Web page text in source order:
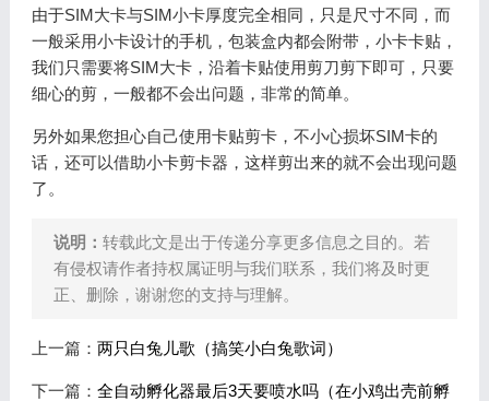
由于SIM大卡与SIM小卡厚度完全相同，只是尺寸不同，而
一般采用小卡设计的手机，包装盒内都会附带，小卡卡贴，
我们只需要将SIM大卡，沿着卡贴使用剪刀剪下即可，只要
细心的剪，一般都不会出问题，非常的简单。
另外如果您担心自己使用卡贴剪卡，不小心损坏SIM卡的
话，还可以借助小卡剪卡器，这样剪出来的就不会出现问题
了。
说明： 转载此文是出于传递分享更多信息之目的。若
有侵权请作者持权属证明与我们联系，我们将及时更
正、删除，谢谢您的支持与理解。
上一篇： 两只白兔儿歌（搞笑小白兔歌词）
下一篇： 全自动孵化器最后3天要喷水吗（在小鸡出壳前孵